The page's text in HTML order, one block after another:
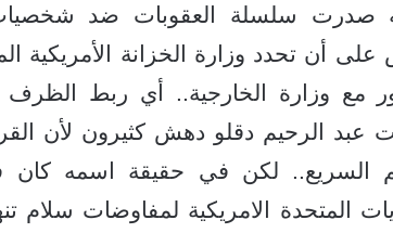
صدرت سلسلة العقوبات ضد
سودانية منذ العام 2023.. ينص على أن تحدد وزارة الخزانة
مع وزارة الخارجية.. أي ربط
عبد الرحيم دقلو دهش كثيرون لأن
السريع.. لكن في حقيقة اسمه كان
المتحدة الامريكية لمفاوضات سلام